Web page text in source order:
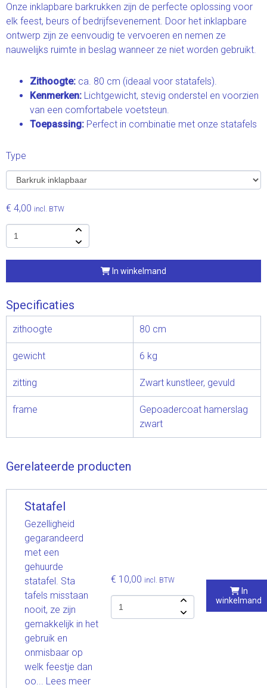
Onze inklapbare barkrukken zijn de perfecte oplossing voor
elk feest, beurs of bedrijfsevenement. Door het inklapbare
ontwerp zijn ze eenvoudig te vervoeren en nemen ze
nauwelijks ruimte in beslag wanneer ze niet worden gebruikt.
Zithoogte: ca. 80 cm (ideaal voor statafels).
Kenmerken: Lichtgewicht, stevig onderstel en voorzien
van een comfortabele voetsteun.
Toepassing: Perfect in combinatie met onze statafels
Type
€ 4,00 incl. BTW
In winkelmand
Specificaties
zithoogte 80 cm
gewicht 6 kg
zitting Zwart kunstleer, gevuld
frame
Gepoadercoat hamerslag
zwart
Gerelateerde producten
Statafel
Gezelligheid
gegarandeerd
met een
gehuurde
statafel. Sta
tafels misstaan
nooit, ze zijn
gemakkelijk in het
gebruik en
onmisbaar op
welk feestje dan
oo... Lees meer
€ 10,00 incl. BTW
In
winkelmand